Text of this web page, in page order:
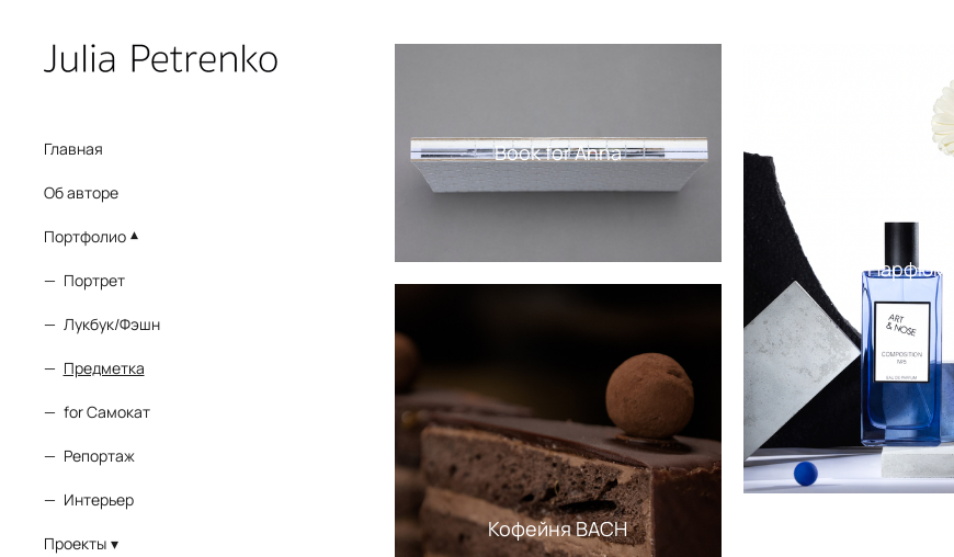
Главная
Об авторе
Портфолио
Портрет
Лукбук/Фэшн
Предметка
for Самокат
Репортаж
Интерьер
Проекты
Book for Anna
Парфюм
Кофейня BACH